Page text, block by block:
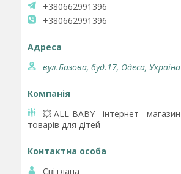
+380662991396
+380662991396
вул.Базова, буд.17, Одеса, Україна
💥 ALL-BABY - інтернет - магазин
товарів для дітей
Світлана